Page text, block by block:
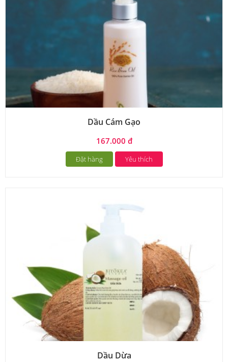
Dầu Cám Gạo
167.000 đ
Đặt hàng Yêu thích
Dầu Dừa